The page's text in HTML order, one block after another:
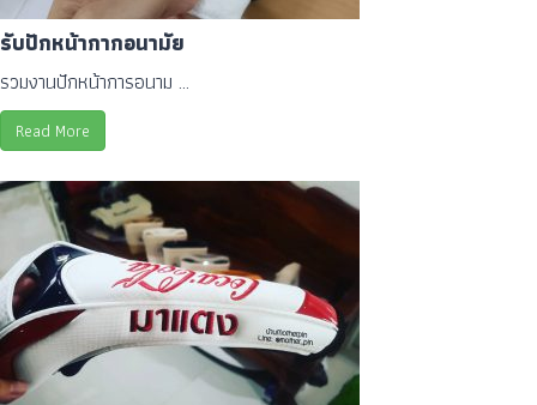
รับปักหน้ากากอนามัย
รวมงานปักหน้าการอนาม ...
Read More